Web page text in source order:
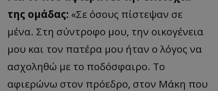
της ομάδας: «Σε όσους πίστεψαν σε
μένα. Στη σύντροφο μου, την οικογένεια
μου και τον πατέρα μου ήταν ο λόγος να
ασχοληθώ με το ποδόσφαιρο. Το
αφιερώνω στον πρόεδρο, στον Μάκη που